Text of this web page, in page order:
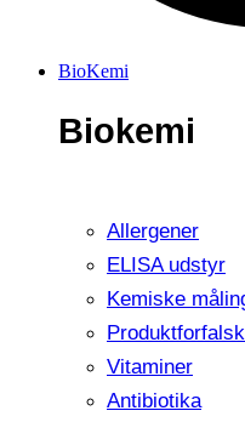
BioKemi
Biokemi
Allergener
ELISA udstyr
Kemiske
Vitaminer
Antibiotika